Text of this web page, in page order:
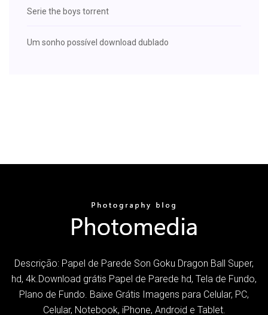
Serie the boys torrent
Um sonho possível download dublado
Descrição: Papel de Parede Son Goku Dragon Ball Super,
hd, 4k.Download grátis Papel de Parede hd, Tela de Fundo,
Plano de Fundo. Baixe Grátis Imagens para Celular, PC,
Celular, Notebook, iPhone, Android e Tablet.